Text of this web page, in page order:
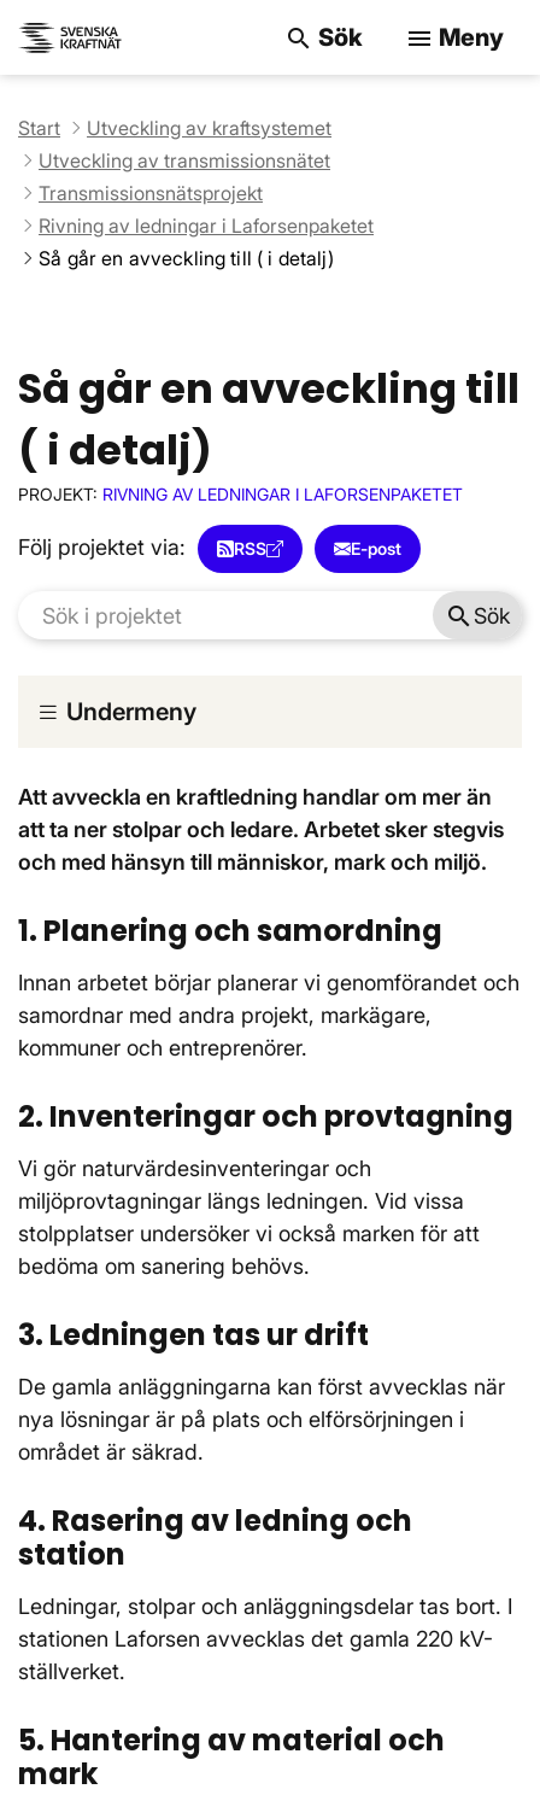
search Sök menu Meny
Start
Utveckling av kraftsystemet
Utveckling av transmissionsnätet
Transmissionsnätsprojekt
Rivning av ledningar i Laforsenpaketet
Så går en avveckling till ( i detalj)
Så går en avveckling till
( i detalj)
PROJEKT: RIVNING AV LEDNINGAR I LAFORSENPAKETET
Följ projektet via: RSS E-post
search Sök
Undermeny
Att avveckla en kraftledning handlar om mer än
att ta ner stolpar och ledare. Arbetet sker stegvis
och med hänsyn till människor, mark och miljö.
1. Planering och samordning
Innan arbetet börjar planerar vi genomförandet och
samordnar med andra projekt, markägare,
kommuner och entreprenörer.
2. Inventeringar och provtagning
Vi gör naturvärdesinventeringar och
miljöprovtagningar längs ledningen. Vid vissa
stolpplatser undersöker vi också marken för att
bedöma om sanering behövs.
3. Ledningen tas ur drift
De gamla anläggningarna kan först avvecklas när
nya lösningar är på plats och elförsörjningen i
området är säkrad.
4. Rasering av ledning och
station
Ledningar, stolpar och anläggningsdelar tas bort. I
stationen Laforsen avvecklas det gamla 220 kV-
ställverket.
5. Hantering av material och
mark